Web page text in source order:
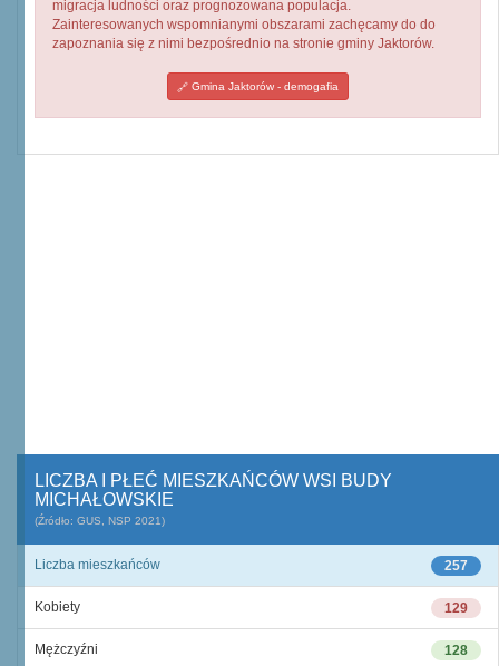
migracja ludności oraz prognozowana populacja.
Zainteresowanych wspomnianymi obszarami zachęcamy do do
zapoznania się z nimi bezpośrednio na stronie gminy Jaktorów.
Gmina Jaktorów - demogafia
LICZBA I PŁEĆ MIESZKAŃCÓW WSI BUDY
MICHAŁOWSKIE
(Źródło: GUS, NSP 2021)
257
Liczba mieszkańców
129
Kobiety
128
Mężczyźni